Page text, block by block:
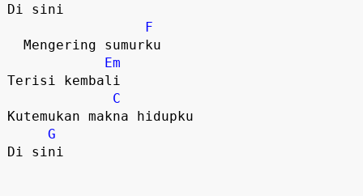
Di sini
F
Em
Terisi kembali
C
Kutemukan makna hidupku
G
Di sini